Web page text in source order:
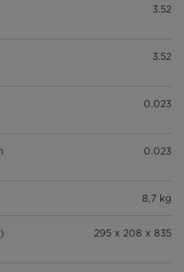
3.52
3.52
0.023
0.023
8,7 kg
295 x 208 x 835